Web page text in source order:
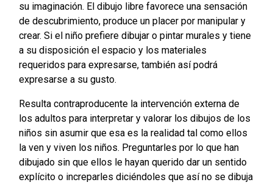
su imaginación. El dibujo libre favorece una sensación
de descubrimiento, produce un placer por manipular y
crear. Si el niño prefiere dibujar o pintar murales y tiene
a su disposición el espacio y los materiales
requeridos para expresarse, también así podrá
expresarse a su gusto.
Resulta contraproducente la intervención externa de
los adultos para interpretar y valorar los dibujos de los
niños sin asumir que esa es la realidad tal como ellos
la ven y viven los niños. Preguntarles por lo que han
dibujado sin que ellos le hayan querido dar un sentido
explícito o increparles diciéndoles que así no se dibuja